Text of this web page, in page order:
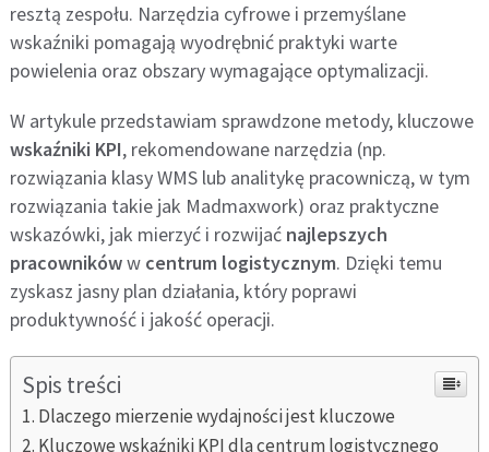
resztą zespołu. Narzędzia cyfrowe i przemyślane
wskaźniki pomagają wyodrębnić praktyki warte
powielenia oraz obszary wymagające optymalizacji.
W artykule przedstawiam sprawdzone metody, kluczowe
wskaźniki KPI, rekomendowane narzędzia (np.
rozwiązania klasy WMS lub analitykę pracowniczą, w tym
rozwiązania takie jak Madmaxwork) oraz praktyczne
wskazówki, jak mierzyć i rozwijać najlepszych
pracownikóww centrum logistycznym. Dzięki temu
zyskasz jasny plan działania, który poprawi
produktywność i jakość operacji.
Spis treści
Dlaczego mierzenie wydajności jest kluczowe
Kluczowe wskaźniki KPI dla centrum logistycznego